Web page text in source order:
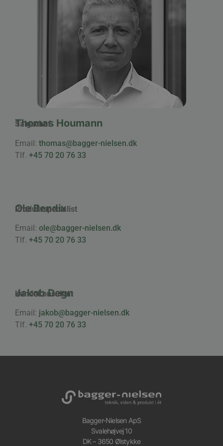
Thomas Houmann
Salgschef
Email: thomas@bagger-nielsen.dk
Tlf. +45 70 20 76 33
Ole Bendix
Produktspecialist
Email: ole@bagger-nielsen.dk
Tlf. +45 70 20 76 33
Jakob Degn
Kundekonsulent
Email: jakob@bagger-nielsen.dk
Tlf. +45 70 20 76 33
Bagger-Nielsen ApS
Svalehøjvej 10
DK – 3650 Ølstykke